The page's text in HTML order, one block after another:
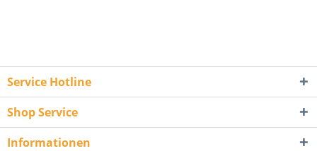
Service Hotline
Shop Service
Informationen